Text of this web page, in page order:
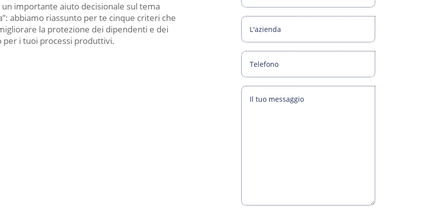
importante aiuto decisionale sul tema
abbiamo riassunto per te cinque criteri che
la protezione dei dipendenti e dei
i tuoi processi produttivi.